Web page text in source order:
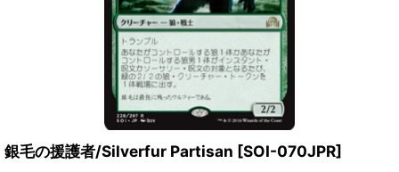
銀毛の援護者/Silverfur Partisan [SOI-070JPR]